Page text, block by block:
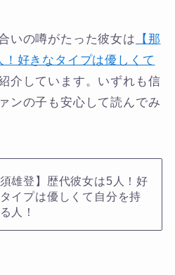
いの噂がたった彼女は 【那
好きなタイプは優しくて
介しています。いずれも信
ンの子も安心して読んでみ
須雄登】歴代彼女は5人！好
イプは優しくて自分を持
人！